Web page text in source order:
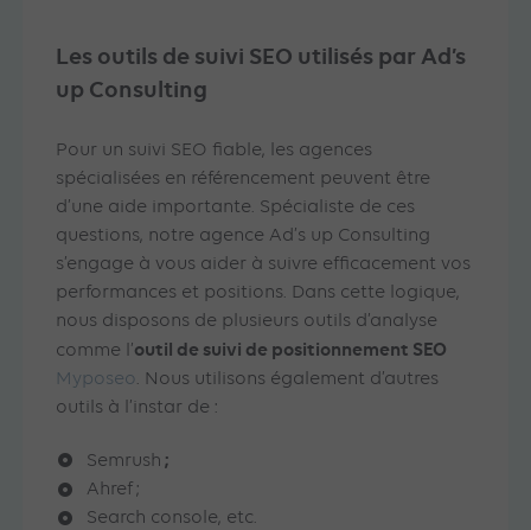
Les outils de suivi SEO utilisés par Ad’s
up Consulting
Pour un suivi SEO fiable, les agences
spécialisées en référencement peuvent être
d’une aide importante. Spécialiste de ces
questions, notre agence Ad’s up Consulting
s’engage à vous aider à suivre efficacement vos
performances et positions. Dans cette logique,
nous disposons de plusieurs outils d’analyse
comme l’outil de suivi de positionnement SEO
Myposeo. Nous utilisons également d’autres
outils à l’instar de :
Semrush;
Ahref ;
Search console, etc.